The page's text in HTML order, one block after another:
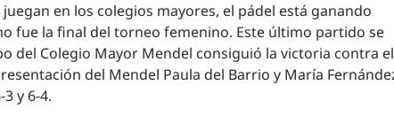
en los colegios mayores, el pádel está ganando
fue la final del torneo femenino. Este último partido se
del Colegio Mayor Mendel consiguió la victoria contra el
del Mendel Paula del Barrio y María
y 6-4.